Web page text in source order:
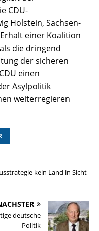
CDU-
Holstein, Sachsen-
einer Koalition
die dringend
der sicheren
einen
Asylpolitik
weiterregieren
kein Land in Sicht
deutsche
Politik